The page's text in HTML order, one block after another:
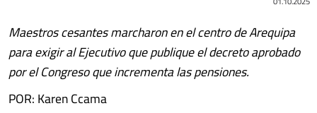
Maestros cesantes marcharon en el centro de Arequipa
para exigir al Ejecutivo que publique el decreto aprobado
por el Congreso que incrementa las pensiones.
POR: Karen Ccama